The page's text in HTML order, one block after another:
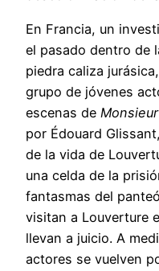
En Francia, un
el pasado dentro de
piedra caliza
grupo de jóvenes
escenas de
por Édouard
de la vida de
una celda de la
fantasmas del
visitan a Louverture
llevan a juicio. A
actores se vuelven